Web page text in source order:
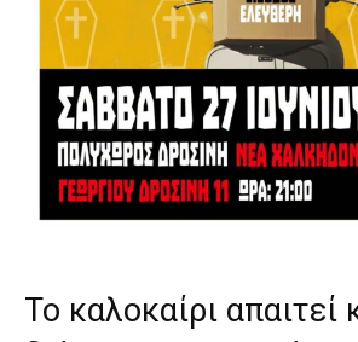
Το καλοκαίρι απαιτεί